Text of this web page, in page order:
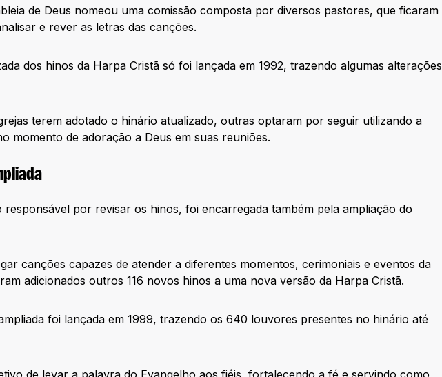
de Deus nomeou uma comissão composta por diversos pastores, que ficaram
e rever as letras das canções.
dos hinos da Harpa Cristã só foi lançada em 1992, trazendo algumas alterações
terem adotado o hinário atualizado, outras optaram por seguir utilizando a
momento de adoração a Deus em suas reuniões.
responsável por revisar os hinos, foi encarregada também pela ampliação do
canções capazes de atender a diferentes momentos, cerimoniais e eventos da
adicionados outros 116 novos hinos a uma nova versão da Harpa Cristã.
foi lançada em 1999, trazendo os 640 louvores presentes no hinário até